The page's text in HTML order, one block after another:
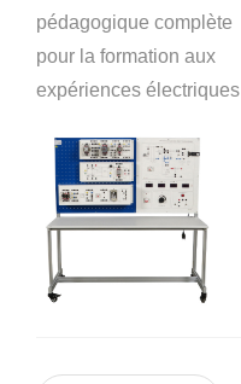
pédagogique complète
pour la formation aux
expériences électriques